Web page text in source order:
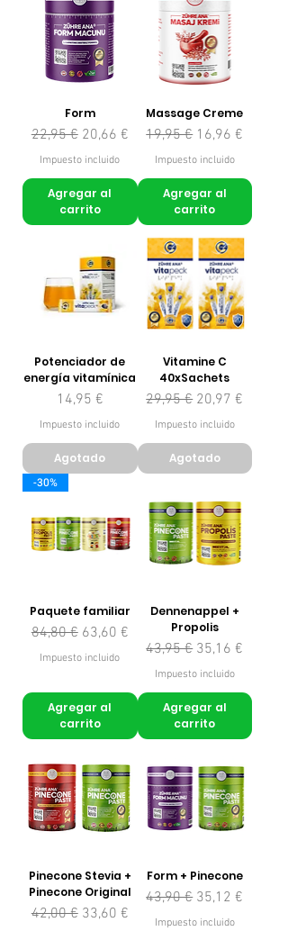
Form
Precio
22,95 € Precio de oferta
20,66 €
Impuesto incluido
Agregar al
carrito
Massage Creme
Precio
19,95 € Precio de oferta
16,96 €
Impuesto incluido
Agregar al
carrito
Potenciador de
energía vitamínica
Precio
14,95 €
Impuesto incluido
Agotado
Vitamine C
40xSachets
Precio
29,95 € Precio de oferta
20,97 €
Impuesto incluido
Agotado
-30%
Paquete familiar
Precio
84,80 € Precio de oferta
63,60 €
Impuesto incluido
Agregar al
carrito
Dennenappel +
Propolis
Precio
43,95 € Precio de oferta
35,16 €
Impuesto incluido
Agregar al
carrito
Pinecone Stevia +
Pinecone Original
Precio
42,00 € Precio de oferta
33,60 €
Form + Pinecone
Precio
43,90 € Precio de oferta
35,12 €
Impuesto incluido